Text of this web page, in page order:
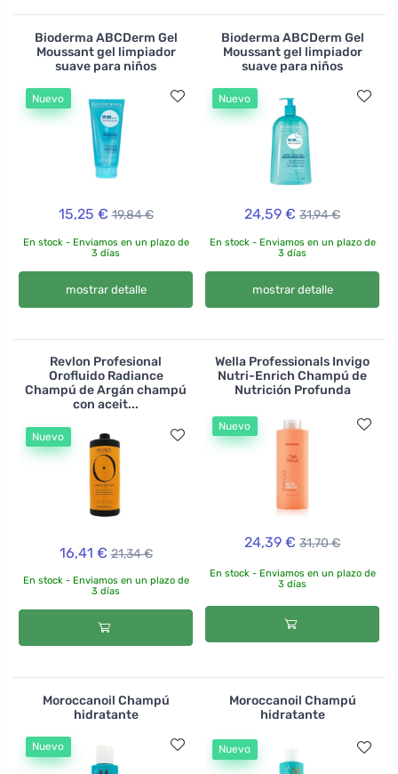
Bioderma ABCDerm Gel
Moussant gel limpiador
suave para niños
Nuevo
15,25 € 19,84 €
En stock - Enviamos en un plazo de
3 días
mostrar detalle
Bioderma ABCDerm Gel
Moussant gel limpiador
suave para niños
Nuevo
24,59 € 31,94 €
En stock - Enviamos en un plazo de
3 días
mostrar detalle
Revlon Profesional
Orofluido Radiance
Champú de Argán champú
con aceit...
Nuevo
16,41 € 21,34 €
En stock - Enviamos en un plazo de
3 días
Wella Professionals Invigo
Nutri-Enrich Champú de
Nutrición Profunda
Nuevo
24,39 € 31,70 €
En stock - Enviamos en un plazo de
3 días
Moroccanoil Champú
hidratante
Nuevo
Moroccanoil Champú
hidratante
Nuevo